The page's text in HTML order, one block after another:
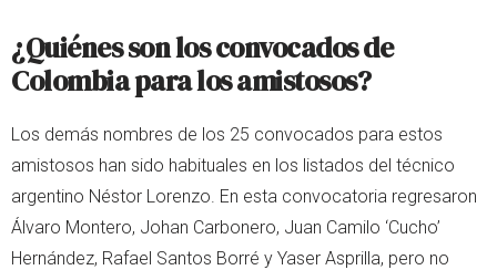
¿Quiénes son los convocados de
Colombia para los amistosos?
Los demás nombres de los 25 convocados para estos
amistosos han sido habituales en los listados del técnico
argentino Néstor Lorenzo. En esta convocatoria regresaron
Álvaro Montero, Johan Carbonero, Juan Camilo ‘Cucho’
Hernández, Rafael Santos Borré y Yaser Asprilla, pero no